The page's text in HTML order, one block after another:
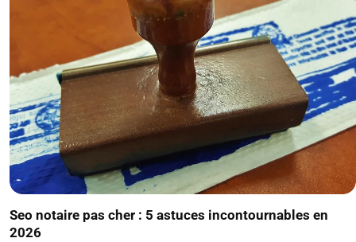
Seo notaire pas cher : 5 astuces incontournables en
2026